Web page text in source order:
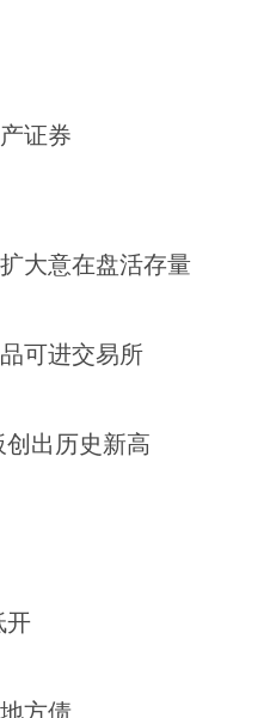
证券
大意在盘活存量
可进交易所
出历史新高
开
方债